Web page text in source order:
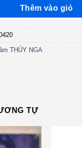
Thêm vào giỏ
THÚY NGA
TỰ